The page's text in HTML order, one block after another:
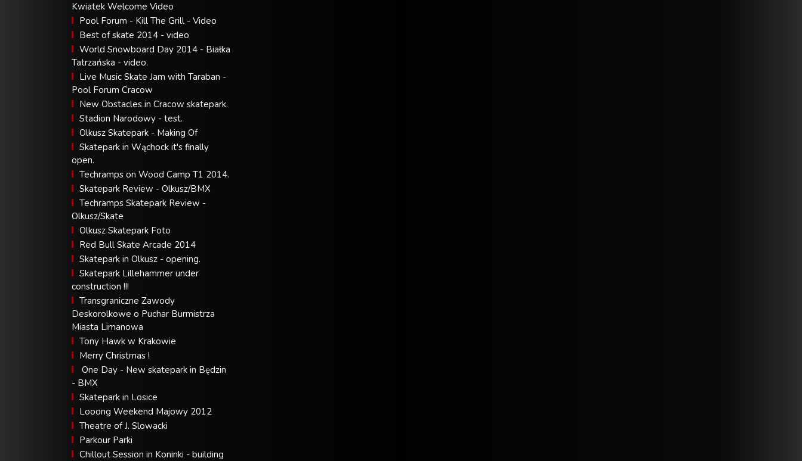
Kwiatek Welcome Video
Pool Forum - Kill The Grill - Video
Best of skate 2014 - video
World Snowboard Day 2014 - Białka
Tatrzańska - video.
Live Music Skate Jam with Taraban -
Pool Forum Cracow
New Obstacles in Cracow skatepark.
Stadion Narodowy - test.
Olkusz Skatepark - Making Of
Skatepark in Wąchock it's finally
open.
Techramps on Wood Camp T1 2014.
Skatepark Review - Olkusz/BMX
Techramps Skatepark Review -
Olkusz/Skate
Olkusz Skatepark Foto
Red Bull Skate Arcade 2014
Skatepark in Olkusz - opening.
Skatepark Lillehammer under
construction !!!
Transgraniczne Zawody
Deskorolkowe o Puchar Burmistrza
Miasta Limanowa
Tony Hawk w Krakowie
Merry Christmas !
One Day - New skatepark in Będzin
- BMX
Skatepark in Losice
Looong Weekend Majowy 2012
Theatre of J. Slowacki
Parkour Parki
Chillout Session in Koninki - building